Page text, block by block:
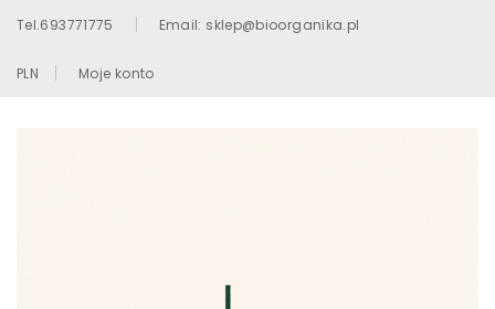
Tel.693771775 Email: sklep@bioorganika.pl
PLN Moje konto